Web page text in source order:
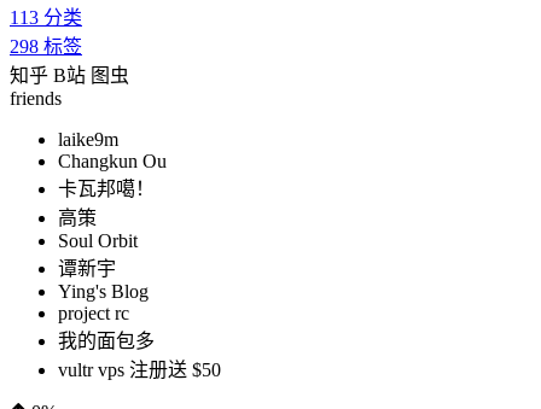
113 分类
298 标签
知乎 B站 图虫
friends
laike9m
Changkun Ou
卡瓦邦噶！
高策
Soul Orbit
谭新宇
Ying's Blog
project rc
我的面包多
vultr vps 注册送 $50